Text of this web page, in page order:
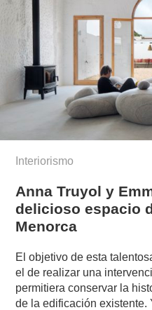
Interiorismo
Anna Truyol y
delicioso espacio
Menorca
El objetivo de esta
el de realizar una
permitiera conservar la
de la edificación existente.